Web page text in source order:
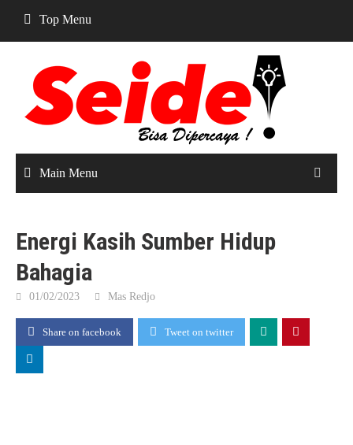
content
Top Menu
Main Menu
Energi Kasih Sumber Hidup
Bahagia
01/02/2023 Mas Redjo
Share on facebook Tweet on twitter